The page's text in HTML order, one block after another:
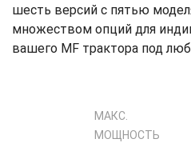
шесть версий с пятью
множеством опций для
вашего MF трактора под
МАКС.
МОЩНОСТЬ